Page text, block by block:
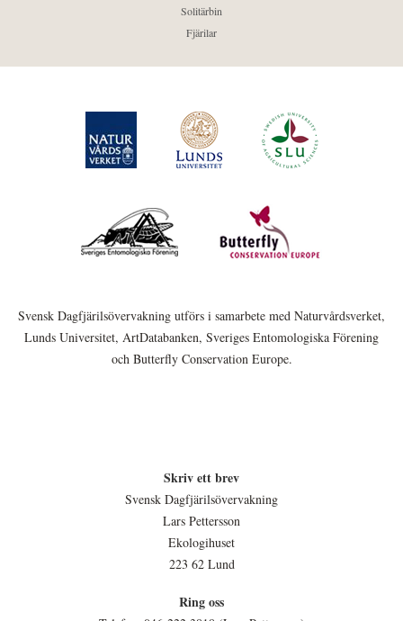
Solitärbin
Fjärilar
Svensk Dagfjärilsövervakning utförs i samarbete med Naturvårdsverket,
Lunds Universitet, ArtDatabanken, Sveriges Entomologiska Förening
och Butterfly Conservation Europe.
Skriv ett brev
Svensk Dagfjärilsövervakning
Lars Pettersson
Ekologihuset
223 62 Lund
Ring oss